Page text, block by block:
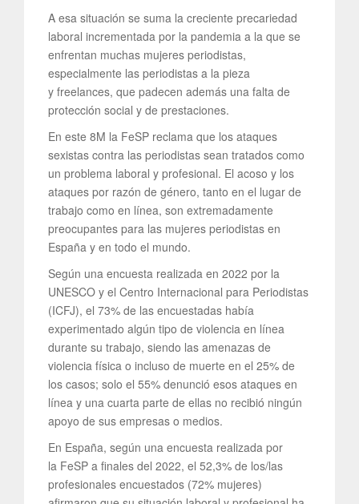
A esa situación se suma la creciente precariedad
laboral incrementada por la pandemia a la que se
enfrentan muchas mujeres periodistas,
especialmente las periodistas a la pieza
y freelances, que padecen además una falta de
protección social y de prestaciones.
En este 8M la FeSP reclama que los ataques
sexistas contra las periodistas sean tratados como
un problema laboral y profesional. El acoso y los
ataques por razón de género, tanto en el lugar de
trabajo como en línea, son extremadamente
preocupantes para las mujeres periodistas en
España y en todo el mundo.
Según una encuesta realizada en 2022 por la
UNESCO y el Centro Internacional para Periodistas
(ICFJ), el 73% de las encuestadas había
experimentado algún tipo de violencia en línea
durante su trabajo, siendo las amenazas de
violencia física o incluso de muerte en el 25% de
los casos; solo el 55% denunció esos ataques en
línea y una cuarta parte de ellas no recibió ningún
apoyo de sus empresas o medios.
En España, según una encuesta realizada por
la FeSP a finales del 2022, el 52,3% de los/las
profesionales encuestados (72% mujeres)